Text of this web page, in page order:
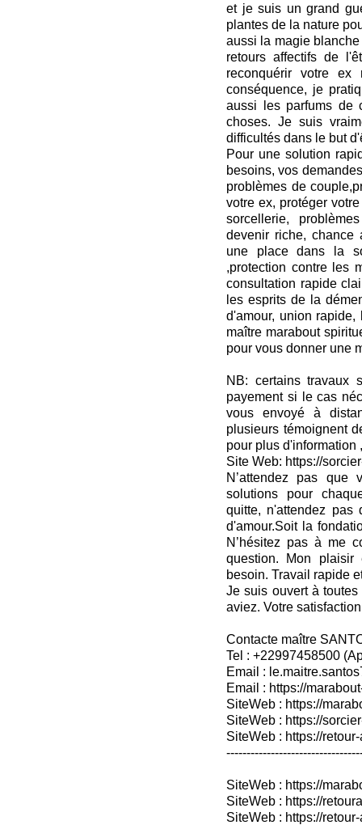
et je suis un grand
plantes de la nature
aussi la magie
retours affectifs de
reconquérir votre
conséquence, je
aussi les parfums de
choses. Je suis
difficultés dans le but
Pour une solution
besoins, vos
problèmes de
votre ex, protéger
sorcellerie,
devenir riche, chance
une place dans la
,protection contre les
consultation rapide
les esprits de la
d'amour, union
maître marabout
pour vous donner une
NB: certains travaux
payement si le cas
vous envoyé à
plusieurs témoignent
pour plus d'information
Site Web: https://
N’attendez pas
solutions pour
quitte, n'attendez pas
d'amour.Soit la
N’hésitez pas à me
question. Mon plaisir
besoin. Travail rapide
Je suis ouvert à
aviez. Votre
Contacte maître
Tel : +22997458500
Email :
Email : https://
SiteWeb : https://
SiteWeb : https://
SiteWeb : https://
SiteWeb : https://
SiteWeb : https://
SiteWeb : https://